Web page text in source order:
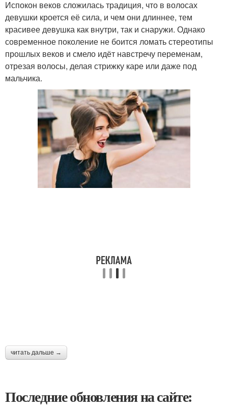
Испокон веков сложилась традиция, что в волосах
девушки кроется её сила, и чем они длиннее, тем
красивее девушка как внутри, так и снаружи. Однако
современное поколение не боится ломать стереотипы
прошлых веков и смело идёт навстречу переменам,
отрезая волосы, делая стрижку каре или даже под
мальчика.
читать дальше →
Последние обновления на сайте: